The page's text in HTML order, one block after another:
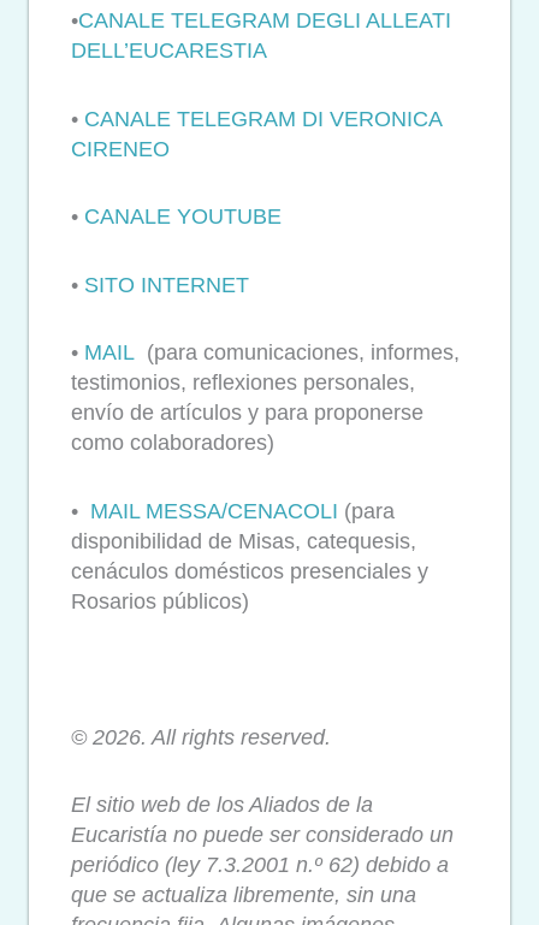
•CANALE TELEGRAM DEGLI ALLEATI
DELL’EUCARESTIA
• CANALE TELEGRAM DI VERONICA
CIRENEO
• CANALE YOUTUBE
• SITO INTERNET
• MAIL (para comunicaciones, informes,
testimonios, reflexiones personales,
envío de artículos y para proponerse
como colaboradores)
• MAIL MESSA/CENACOLI (para
disponibilidad de Misas, catequesis,
cenáculos domésticos presenciales y
Rosarios públicos)
© 2026. All rights reserved.
El sitio web de los Aliados de la
Eucaristía no puede ser considerado un
periódico (ley 7.3.2001 n.º 62) debido a
que se actualiza libremente, sin una